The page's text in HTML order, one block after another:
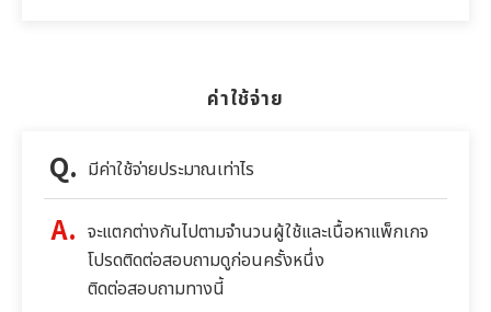
ค่าใช้จ่าย
มีค่าใช้จ่ายประมาณเท่าไร
จะแตกต่างกันไปตามจำนวนผู้ใช้และเนื้อหาแพ็กเกจ
โปรดติดต่อสอบถามดูก่อนครั้งหนึ่ง
ติดต่อสอบถามทางนี้